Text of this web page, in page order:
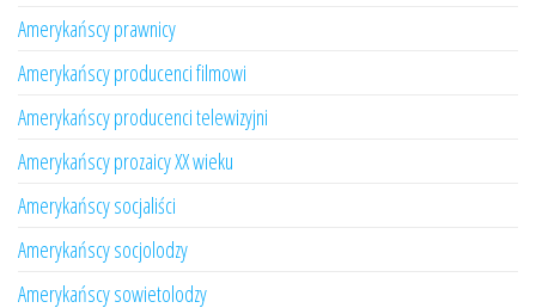
Amerykańscy prawnicy
Amerykańscy producenci filmowi
Amerykańscy producenci telewizyjni
Amerykańscy prozaicy XX wieku
Amerykańscy socjaliści
Amerykańscy socjolodzy
Amerykańscy sowietolodzy